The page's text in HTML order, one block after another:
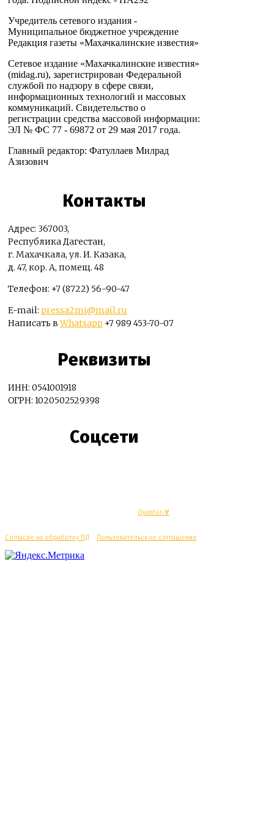
Учредитель сетевого издания -
Муниципальное бюджетное учреждение
Редакция газеты «Махачкалинские известия»
Сетевое издание «Махачкалинские известия»
(midag.ru), зарегистрирован Федеральной
службой по надзору в сфере связи,
информационных технологий и массовых
коммуникаций. Свидетельство о
регистрации средства массовой информации:
ЭЛ № ФС 77 - 69872 от 29 мая 2017 года.
Главный редактор: Фатуллаев Милрад
Азизович
Контакты
Адрес: 367003,
Республика Дагестан,
г. Махачкала, ул. И. Казака,
д. 47, кор. А, помещ. 48
Телефон: +7 (8722) 56-90-47
E-mail: pressa2mi@mail.ru
Написать вWhatsapp +7 989 453-70-07
Реквизиты
ИНН: 0541001918
ОГРН: 1020502529398
Соцсети
Quantor-∀
Согласие на обработку ПД Пользовательское соглашение